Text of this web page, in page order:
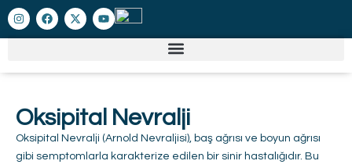
Oksipital Nevralji
Oksipital Nevralji (Arnold Nevraljisi), baş ağrısı ve boyun ağrısı
gibi semptomlarla karakterize edilen bir sinir hastalığıdır. Bu